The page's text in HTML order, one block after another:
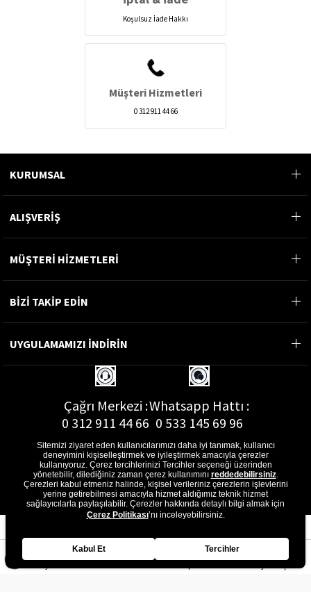
Koşulsuz İade Hakkı
Müşteri Hizmetleri
0 312 911 44 66
KURUMSAL
ALIŞVERİŞ
MÜŞTERİ HİZMETLERİ
BİZİ TAKİP EDİN
UYGULAMAMIZI İNDİRİN
Çağrı Merkezi :
0 312 911 44 66
Whatsapp Hattı :
0 533 145 69 96
E-Posta Adresi :
musterihizmetleri@gon.com.tr
Sitemizi ziyaret eden kullanıcılarımızı daha iyi tanımak, kullanıcı
deneyimini kişiselleştirmek ve iyileştirmek amacıyla çerezler
kullanıyoruz. Çerez tercihlerinizi Tercihler seçeneği üzerinden
yönetebilir, dilediğiniz zaman çerez kullanımını reddedebilirsiniz.
Çerezleri kabul etmeniz halinde, kişisel verileriniz çerezlerin işlevlerini
yerine getirebilmesi amacıyla hizmet aldığımız teknik hizmet
sağlayıcılarla paylaşılabilir. Çerezler hakkında detaylı bilgi almak için
Çerez Politikası’nı inceleyebilirsiniz.
Kabul Et Tercihler